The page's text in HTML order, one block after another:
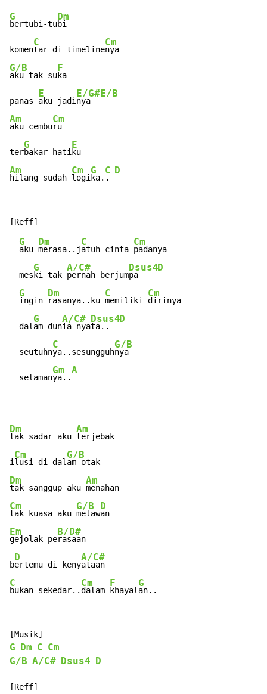
G
bertubi-tu
Dm
bi
komen
C
tar di timeline
Cm
G/B
aku tak su
F
ka
panas
E
aku jadi
E/G#
nya
E/B
Am
aku cembu
Cm
ru
ter
G
bakar hati
E
Am
hilang sudah
Cm
logi
G
ka.
C
.
D
G
aku
Dm
merasa..j
C
atuh cinta
Cm
padanya
  mes
G
ki tak
A/C#
pernah berjum
Dsus4
pa
D
G
ingin
Dm
rasanya..ku
C
memiliki
Cm
dirinya
  dal
G
am dun
A/C#
ia nya
Dsus4
ta..
D
  seutuhn
C
ya..sesungguh
G/B
nya
  selaman
Gm
ya..
A
Dm
tak sadar aku
Am
terjebak
i
Cm
lusi di dal
G/B
Dm
tak sanggup aku
Am
Cm
tak kuasa aku
G/B
melaw
D
Em
gejolak pe
B/D#
rasaan
b
D
ertemu di keny
A/C#
C
bukan sekedar..
Cm
dalam
F
khayal
G
an..
G Dm C Cm
G/B A/C# Dsus4 D